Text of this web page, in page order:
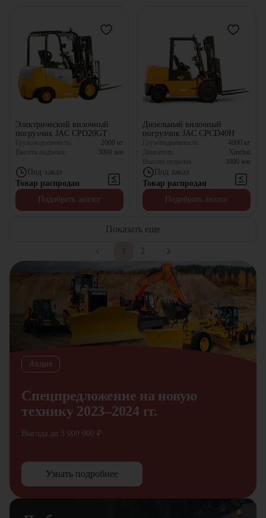
Электрический вилочный
погрузчик JAC CPD20GT
Грузоподъемность: 2000 кг
Высота подъема:
3000 мм
Под заказ
Товар распродан
Подобрать аналог
Дизельный вилочный
погрузчик JAC CPCD40H
Грузоподъемность: 4000 кг
Двигатель:
Xinchai
Высота подъема:
3000 мм
Под заказ
Товар распродан
Подобрать аналог
Показать еще
2
Акция
Спецпредложение на новую
технику 2023–2024 гг.
Выгода до 3 000 000 ₽
Узнать подробнее